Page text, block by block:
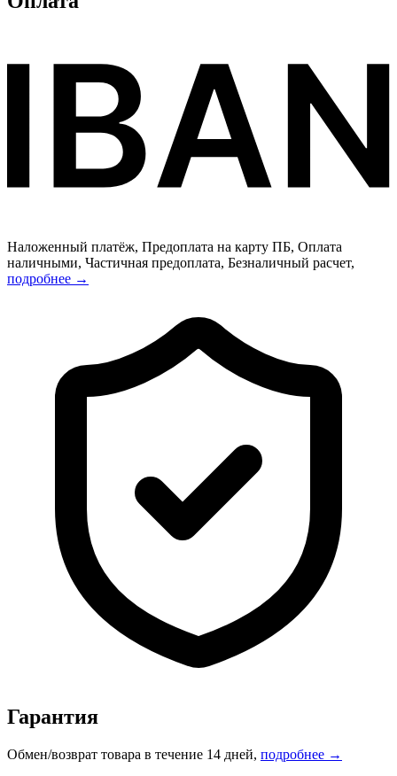
Наложенный платёж, Предоплата на карту ПБ, Оплата
наличными, Частичная предоплата, Безналичный расчет,
подробнее →
Гарантия
Обмен/возврат товара в течение 14 дней, подробнее →